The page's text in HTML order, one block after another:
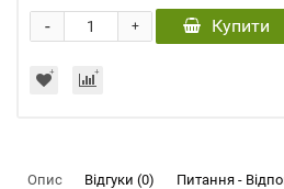
+
- Купити
Опис Відгуки (0) Питання -